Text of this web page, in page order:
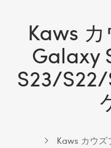
Kaws
Galaxy
S23/
Kaws カウ